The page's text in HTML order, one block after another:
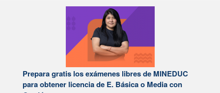
Prepara gratis los exámenes libres de MINEDUC
para obtener licencia de E. Básica o Media con